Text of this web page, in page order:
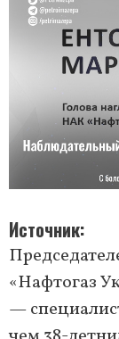
Источник
«Нафтогаз
—